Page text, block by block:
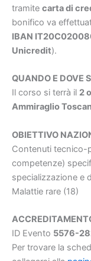
tramite carta di
bonifico va
IBAN
Unicredit).
QUANDO E DOVE
Il corso si terrà il 2
Ammiraglio
OBIETTIVO
Contenuti tecnico-
competenze)
specializzazione e
Malattie rare (18)
ID Evento 5576-
Per trovare la